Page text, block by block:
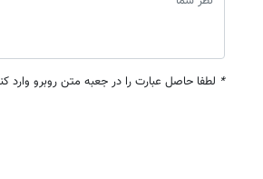
* لطفا حاصل عبارت را در جعبه متن روبرو وارد